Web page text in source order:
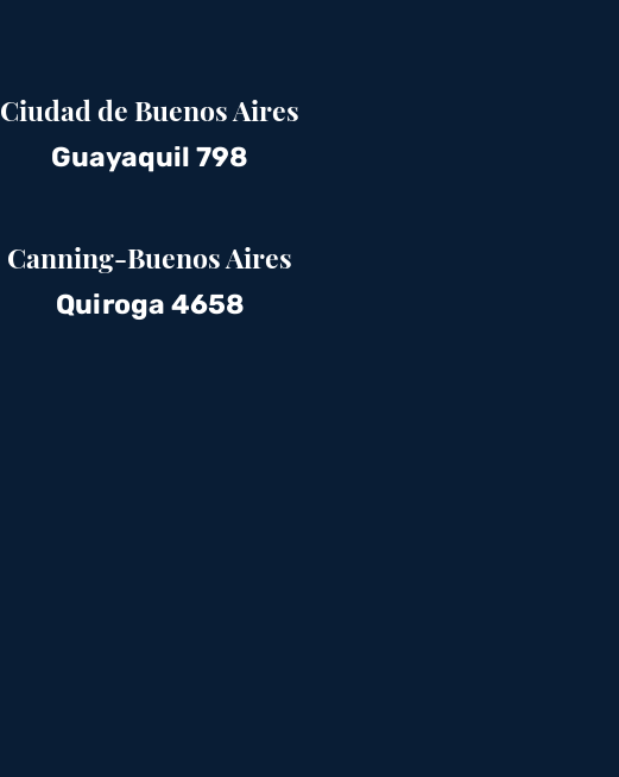
Ciudad de Buenos Aires
Guayaquil 798
Canning-Buenos Aires
Quiroga 4658